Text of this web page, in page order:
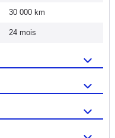
30 000 km
24 mois